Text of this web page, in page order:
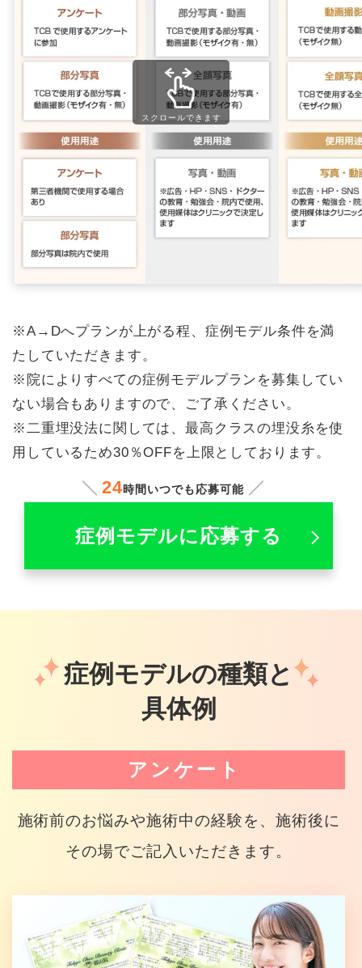
スクロールできます
※A→Dへプランが上がる程、症例モデル条件を満
たしていただきます。
※院によりすべての症例モデルプランを募集してい
ない場合もありますので、ご了承ください。
※二重埋没法に関しては、最高クラスの埋没糸を使
用しているため30％OFFを上限としております。
24時間いつでも応募可能
症例モデルに応募する
症例モデルの種類と
具体例
アンケート
施術前のお悩みや施術中の経験を、施術後に
その場でご記入いただきます。